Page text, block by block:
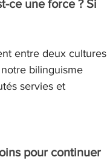
ce une force ? Si
entre deux cultures
bilinguisme
servies et
pour continuer